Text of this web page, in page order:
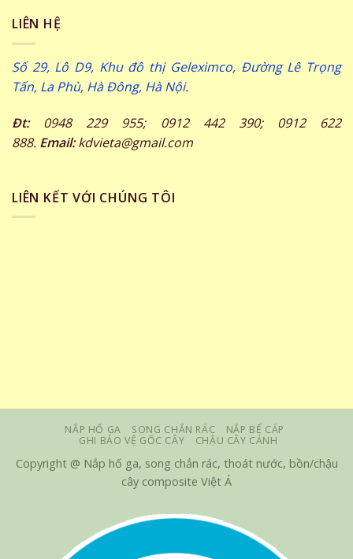
LIÊN HỆ
Số 29, Lô D9, Khu đô thị Geleximco, Đường Lê Trọng
Tấn, La Phù, Hà Đông, Hà Nội.
Đt:0948 229 955; 0912 442 390; 0912 622
888. Email:kdvieta@gmail.com
LIÊN KẾT VỚI CHÚNG TÔI
NẮP HỐ GA SONG CHẮN RÁC
NẮP BỂ CÁP
GHI BẢO VỆ GỐC CÂY
CHẬU CÂY CẢNH
Copyright @ Nắp hố ga, song chắn rác, thoát nước, bồn/chậu
cây composite Việt Á